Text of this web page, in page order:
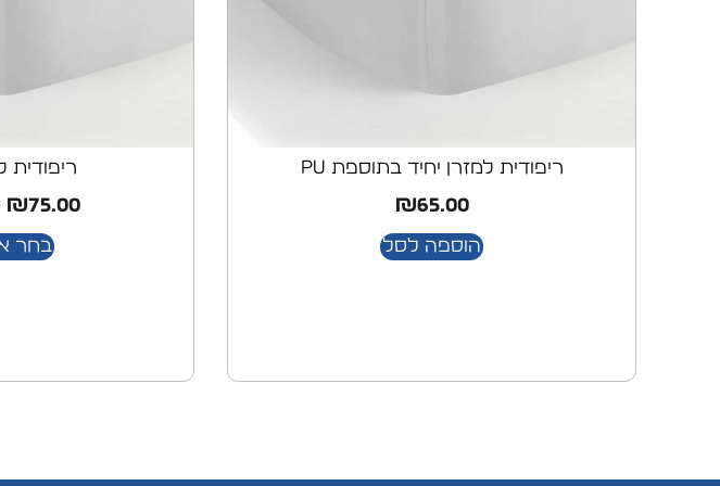
ריפודית למזרן יחיד בתוספת pu
₪65.00
הוספה לסל
ריפודית
₪75.00
בחר